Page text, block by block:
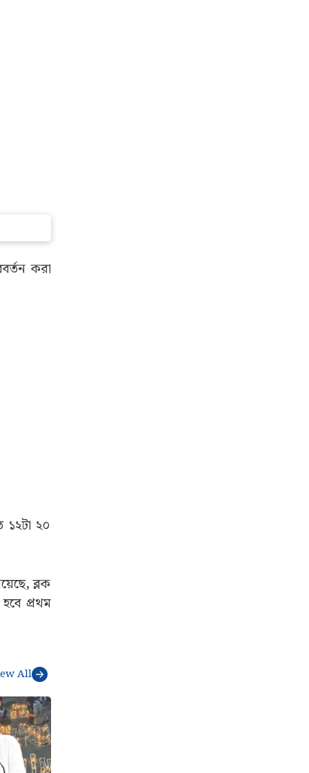
করা
১২টা ২০
ব্লক
প্রথম
All